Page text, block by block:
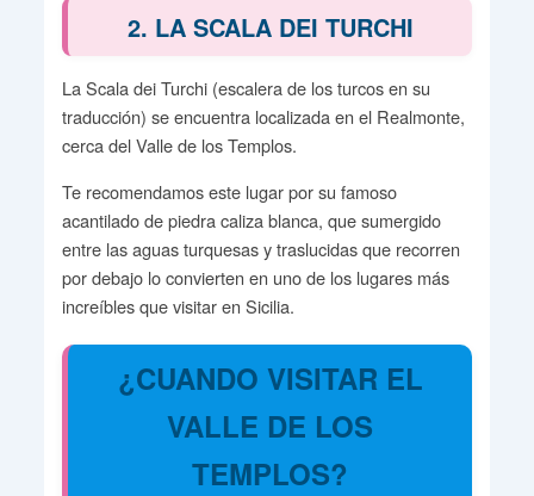
2. LA SCALA DEI TURCHI
La Scala dei Turchi (escalera de los turcos en su
traducción) se encuentra localizada en el Realmonte,
cerca del Valle de los Templos.
Te recomendamos este lugar por su famoso
acantilado de piedra caliza blanca, que sumergido
entre las aguas turquesas y traslucidas que recorren
por debajo lo convierten en uno de los lugares más
increíbles que visitar en Sicilia.
¿CUANDO VISITAR EL
VALLE DE LOS
TEMPLOS?